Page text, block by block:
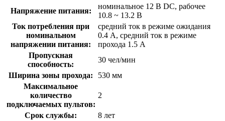
Напряжение питания:
номинальное 12 В DC, рабочее
10.8 ~ 13.2 В
Ток потребления при
номинальном
напряжении питания:
средний ток в режиме ожидания
0.4 А, средний ток в режиме
прохода 1.5 А
Пропускная
способность:
30 чел/мин
Ширина зоны прохода:
530 мм
Максимальное
количество
подключаемых пультов:
2
Срок службы: 8 лет